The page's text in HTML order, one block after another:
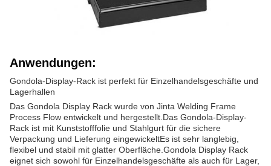
Anwendungen:
Gondola-Display-Rack ist perfekt für Einzelhandelsgeschäfte und
Lagerhallen
Das Gondola Display Rack wurde von Jinta Welding Frame
Process Flow entwickelt und hergestellt.Das Gondola-Display-
Rack ist mit Kunststofffolie und Stahlgurt für die sichere
Verpackung und Lieferung eingewickeltEs ist sehr langlebig,
flexibel und stabil mit glatter Oberfläche.Gondola Display Rack
eignet sich sowohl für Einzelhandelsgeschäfte als auch für Lager,